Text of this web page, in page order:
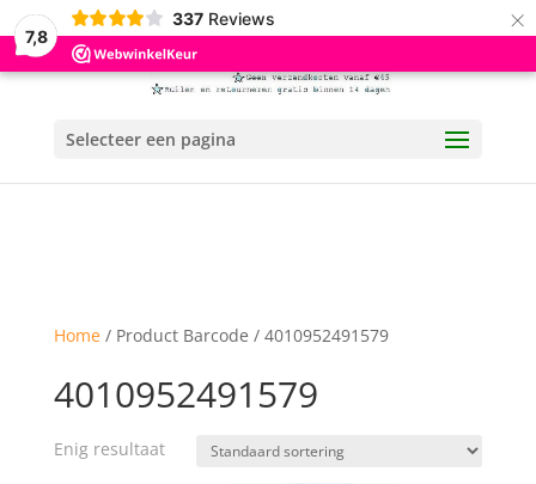
7,8
337 Reviews ×
Selecteer een pagina
Home/ Product Barcode / 4010952491579
4010952491579
Enig resultaat